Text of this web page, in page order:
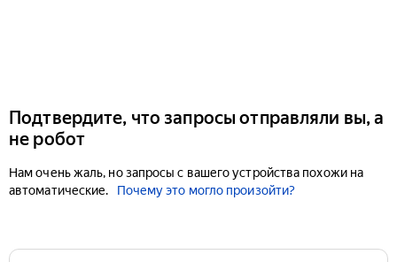
Подтвердите, что запросы отправляли вы, а
не робот
Нам очень жаль, но запросы с вашего устройства похожи на
автоматические.
Почему это могло произойти?